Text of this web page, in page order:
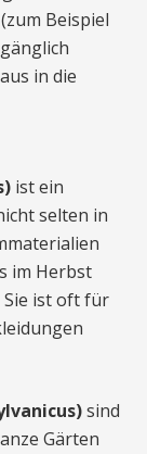
Beispiel
in die
ist ein
selten in
im Herbst
Sie ist oft für
sind
Gärten